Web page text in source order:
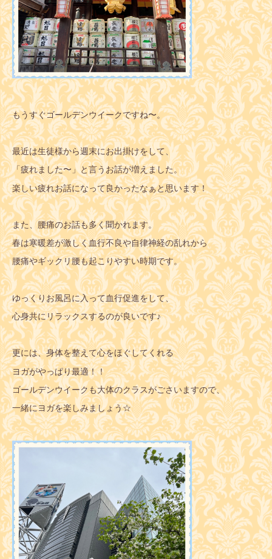
もうすぐゴールデンウイークですね〜。
最近は生徒様から週末にお出掛けをして、
「疲れました〜」と言うお話が増えました。
楽しい疲れお話になって良かったなぁと思います！
また、腰痛のお話も多く聞かれます。
春は寒暖差が激しく血行不良や自律神経の乱れから
腰痛やギックリ腰も起こりやすい時期です。
ゆっくりお風呂に入って血行促進をして、
心身共にリラックスするのが良いです♪
更には、身体を整えて心をほぐしてくれる
ヨガがやっぱり最適！！
ゴールデンウイークも大体のクラスがごさいますので、
一緒にヨガを楽しみましょう☆